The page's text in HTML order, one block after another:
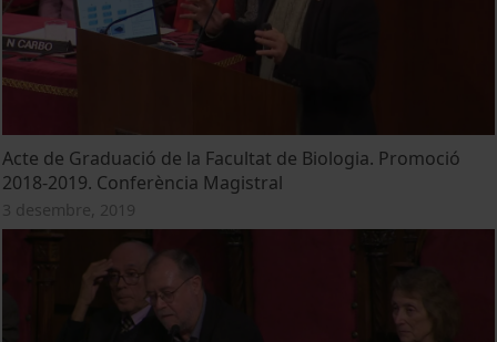
Acte de Graduació de la Facultat de Biologia. Promoció
2018-2019. Conferència Magistral
3 desembre, 2019